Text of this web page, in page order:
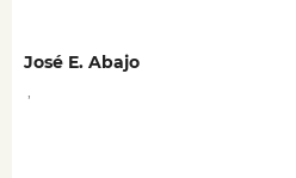
José E. Abajo